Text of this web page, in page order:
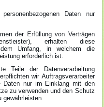
Daten nur
der Erfüllung von Verträgen
erhalten diese
Umfang, in welchem die
erforderlich ist.
Teile der Datenverarbeitung
wir Auftragsverarbeiter
Daten nur im Einklang mit den
zu verwenden und den Schutz
gewährleisten.